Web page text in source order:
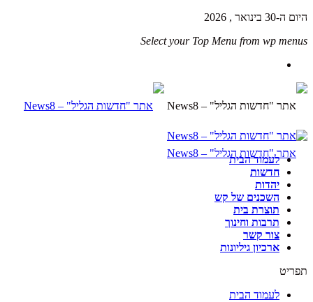
היום ה-30 בינואר , 2026
Select your Top Menu from wp menus
לעמוד הבית
חדשות
יהדות
השכנים של קש
תוצרת בית
תרבות וחינוך
צור קשר
ארכיון גיליונות
תפריט
לעמוד הבית